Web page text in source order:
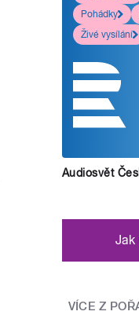
Pohádky
Živé vysílání
Audiosvět
Jak
VÍCE Z